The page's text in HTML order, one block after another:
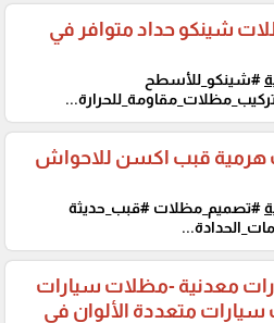
شينكو حداد متوافر في
#شينكو_للأسطح
هرمية قبب اكسن للاحواش
#تصميم_مظلات #قبب_حديثة
معدنية -مظلات سيارات
متعددة الألوان في